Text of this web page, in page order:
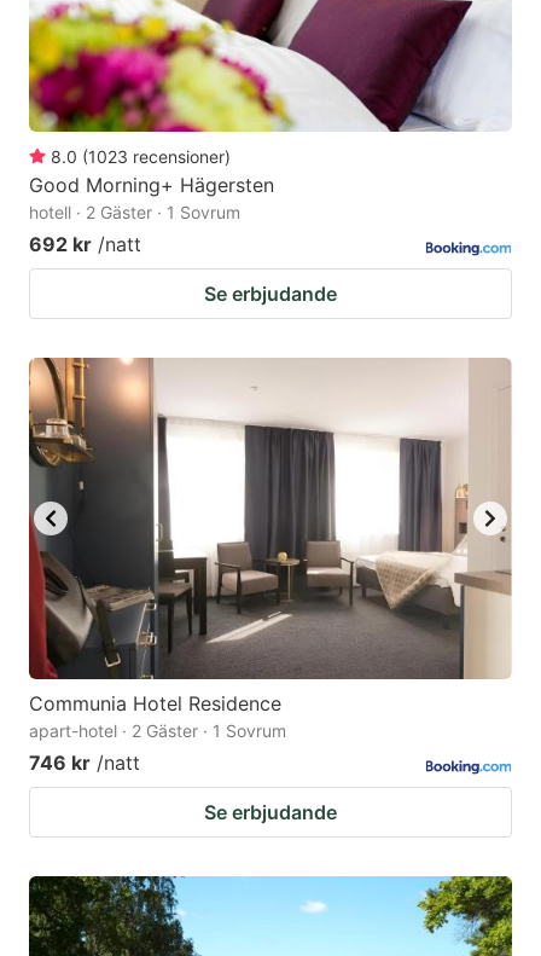
8.0 (1023 recensioner)
Good Morning+ Hägersten
hotell · 2 Gäster · 1 Sovrum
692 kr /natt
Se erbjudande
Communia Hotel Residence
apart-hotel · 2 Gäster · 1 Sovrum
746 kr /natt
Se erbjudande